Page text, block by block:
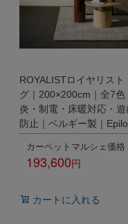
ROYALISTロイヤリスト
グ｜200×200cm｜全7色
炎・制電・床暖対応・遊
防止｜ベルギー製｜
カーペットマルシェ価格
193,600
カートに入れる